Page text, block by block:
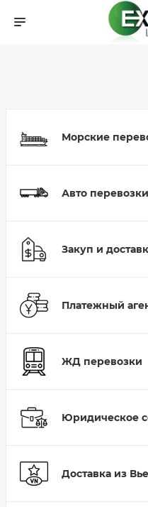
Морские
Авто
Закуп и
Платежный
ЖД перевозки
Юридическое
Доставка из